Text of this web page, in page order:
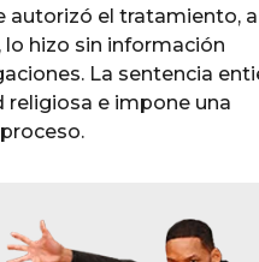
autorizó el tratamiento,
hizo sin información
La sentencia
religiosa e impone una